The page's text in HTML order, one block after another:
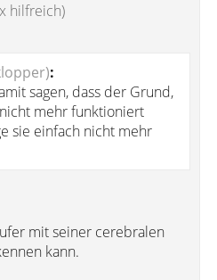
hilfreich)
:
sagen, dass der Grund,
mehr funktioniert
sie einfach nicht mehr
mit seiner cerebralen
kann.